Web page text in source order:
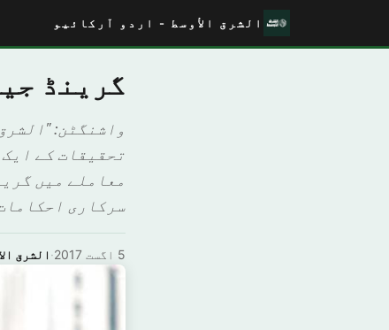
الشرق الأوسط - اردو آرکائیو
گرینڈ
تحقیقات کے
معاملے میں
سرکاری احکامات
الشرق · 5 اگست 2017